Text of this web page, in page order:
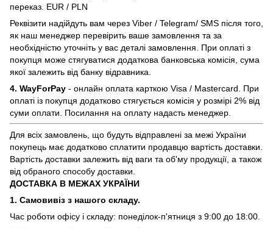
переказ. EUR / PLN
Реквізити надійдуть вам через Viber / Telegram/ SMS після того,
як наш менеджер перевірить ваше замовлення та за
необхідністю уточніть у вас деталі замовлення. При оплаті з
покупця може стягуватися додаткова банковська комісія, сума
якої залежить від банку відравника.
4. WayForPay - онлайн оплата карткою Visa / Mastercard. При
оплаті із покупця додатково стягується комісія у розмірі 2% від
суми оплати. Посилання на оплату надасть менеджер.
Для всіх замовлень, що будуть відправлені за межі України
покупець має додатково сплатити продавцю вартість доставки.
Вартість доставки залежить від ваги та об'му продукції, а також
від обраного способу доставки.
ДОСТАВКА В МЕЖАХ УКРАЇНИ
1. Самовивіз з нашого складу.
Час роботи офісу і складу: понеділок-п'ятниця з 9:00 до 18:00.